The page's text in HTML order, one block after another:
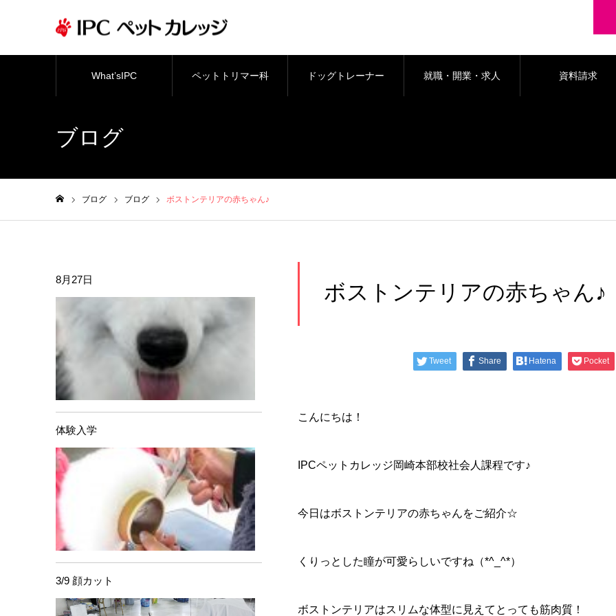
What’sIPC ペットトリマー科 ドッグトレーナー 就職・開業・求人 資料請求
ブログ
ブログ ブログ ボストンテリアの赤ちゃん♪
ボストンテリアの赤ちゃん♪
Tweet Share Hatena Pocket
こんにちは！
IPCペットカレッジ岡崎本部校社会人課程です♪
今日はボストンテリアの赤ちゃんをご紹介☆
くりっとした瞳が可愛らしいですね（*^_^*）
ボストンテリアはスリムな体型に見えてとっても筋肉質！
8月27日
体験入学
3/9 顔カット